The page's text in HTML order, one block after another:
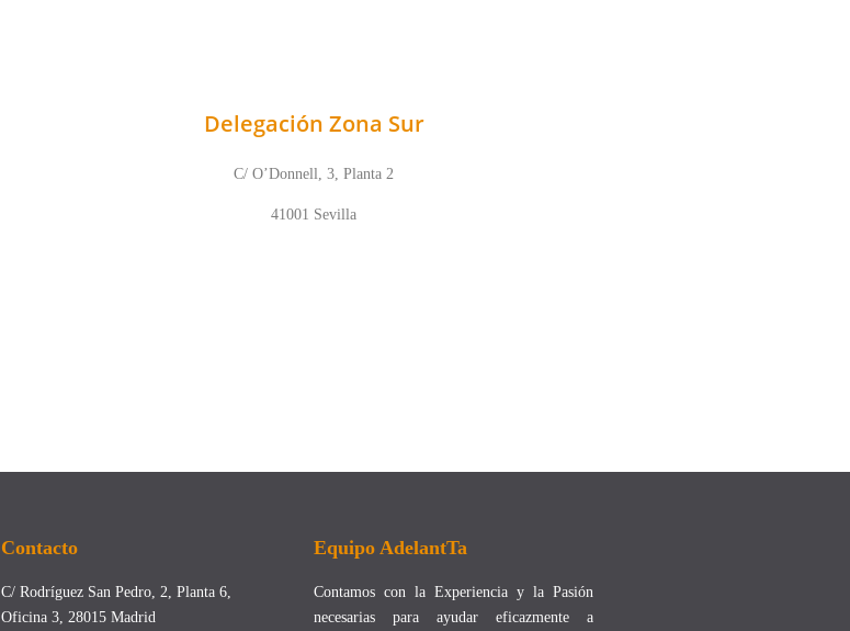
Delegación Zona Sur
C/ O’Donnell, 3, Planta 2
41001 Sevilla
Contacto
C/ Rodríguez San Pedro, 2, Planta 6,
Oficina 3, 28015 Madrid
Equipo AdelantTa
Contamos con la Experiencia y la Pasión
necesarias para ayudar eficazmente a